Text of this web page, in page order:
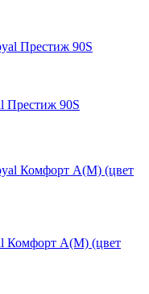
Престиж 90S
Комфорт A(М) (цвет